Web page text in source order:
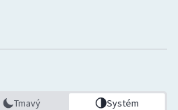
Tmavý Systém